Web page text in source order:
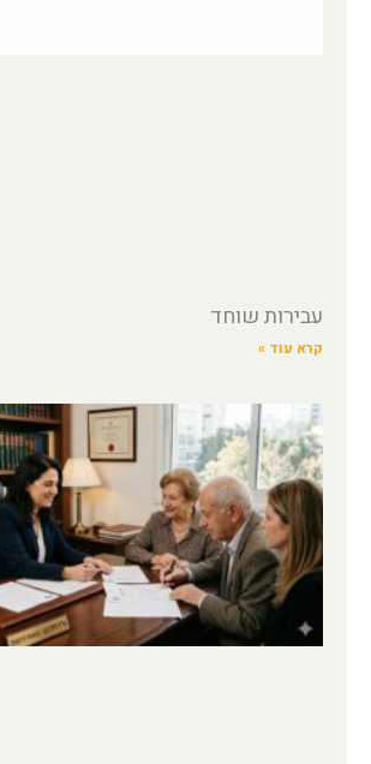
עבירות שוחד
קרא עוד »